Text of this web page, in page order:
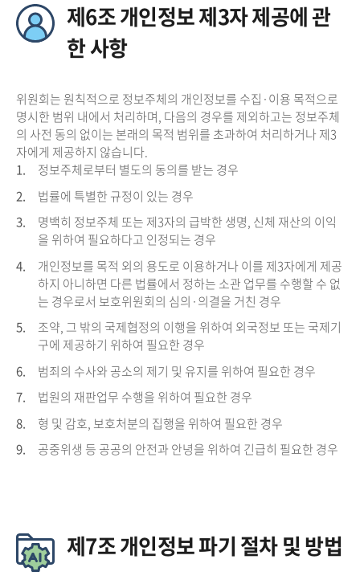
제6조 개인정보 제3자 제공에 관
한 사항
위원회는 원칙적으로 정보주체의 개인정보를 수집·이용 목적으로
명시한 범위 내에서 처리하며, 다음의 경우를 제외하고는 정보주체
의 사전 동의 없이는 본래의 목적 범위를 초과하여 처리하거나 제3
자에게 제공하지 않습니다.
1.
정보주체로부터 별도의 동의를 받는 경우
2.
법률에 특별한 규정이 있는 경우
3.
명백히 정보주체 또는 제3자의 급박한 생명, 신체 재산의 이익
을 위하여 필요하다고 인정되는 경우
4.
개인정보를 목적 외의 용도로 이용하거나 이를 제3자에게 제공
하지 아니하면 다른 법률에서 정하는 소관 업무를 수행할 수 없
는 경우로서 보호위원회의 심의·의결을 거친 경우
5.
조약, 그 밖의 국제협정의 이행을 위하여 외국정보 또는 국제기
구에 제공하기 위하여 필요한 경우
6.
범죄의 수사와 공소의 제기 및 유지를 위하여 필요한 경우
7.
법원의 재판업무 수행을 위하여 필요한 경우
8.
형 및 감호, 보호처분의 집행을 위하여 필요한 경우
9.
공중위생 등 공공의 안전과 안녕을 위하여 긴급히 필요한 경우
제7조 개인정보 파기 절차 및 방법